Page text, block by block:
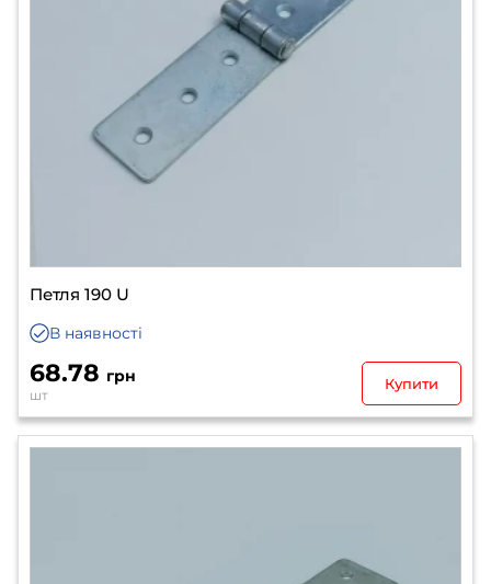
Петля 190 U
В наявності
68.78 грн
шт
Купити